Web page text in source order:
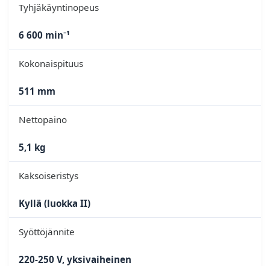
Tyhjäkäyntinopeus
6 600 min⁻¹
Kokonaispituus
511 mm
Nettopaino
5,1 kg
Kaksoiseristys
Kyllä (luokka II)
Syöttöjännite
220-250 V, yksivaiheinen